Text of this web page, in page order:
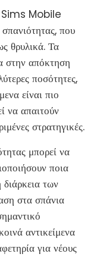
Sims Mobile
που
θρυλικά. Τα
στην απόκτηση
ποσότητες,
είναι πιο
να απαιτούν
στρατηγικές.
μπορεί να
ποια
διάρκεια των
στα σπάνια
αντικείμενα
για νέους